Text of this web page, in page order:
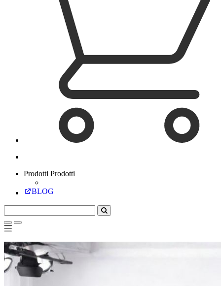
Prodotti Prodotti
BLOG